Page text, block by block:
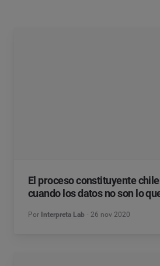
El proceso constituyente
cuando los datos no son lo
Por Interpreta Lab 26 nov 2020